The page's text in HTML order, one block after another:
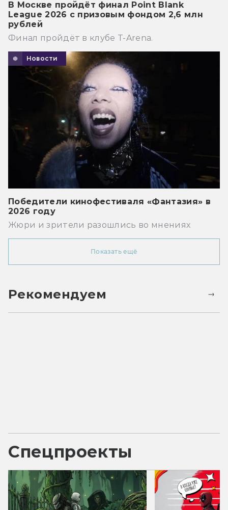
В Москве пройдёт финал Point Blank
League 2026 с призовым фондом 2,6 млн
рублей
Финал пройдёт в клубе T-Arena.
Новости
Победители кинофестиваля «Фантазия» в
2026 году
Жюри и зрители разошлись во мнениях
Показать ещё
Рекомендуем
Спецпроекты